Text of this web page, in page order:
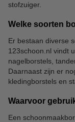
stofzuiger.
Welke soorten
Er bestaan diverse
123schoon.nl vindt
nagelborstels,
Daarnaast zijn er
kledingborstels en
Waarvoor
Een